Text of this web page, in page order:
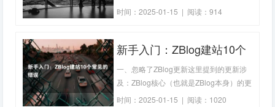
的问题。接下来烽烟就简单说一下排查的
兼容问题：这个主题或插件的代码存在错
件的代码
时间：2025-01-15 | 阅读：914
新手入门：ZBlog建站10个
常见的错误
一、忽略了ZBlog更新这里提到的更新涉
及：ZBlog核心（也就是ZBlog本身）的更
新、所用的插件的更新、所用的主题的更
时间：2025-01-15 | 阅读：1020